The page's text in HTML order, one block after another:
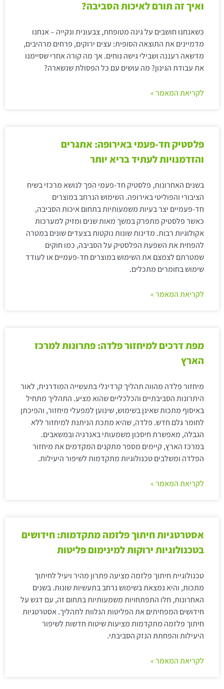
ואיך זה תורם לאיכות הסביבה?
כשאנחנו חושבים על גינה מטופחת, צבעונית ונקייה – אנחנו
מדמיינים את התוצאה הסופית: עצים ירוקים, פרחים מרהיבים,
מדשאה רעננה ושבילי גישה נוחים. אך מה קורה אחרי שסיימנו
את עבודת הגינון? מה עושים עם כל הפסולת שנשארה?
לקריאת המאמר »
פלסטיק חד-פעמי באירופה: אתגרים
והזדמנויות לעתיד בריא יותר
בשנים האחרונות, פלסטיק חד-פעמי הפך לנושא מרכזי בשיח
הציבורי והפוליטי באירופה. השימוש הנרחב במוצרים
חד-פעמיים יצר בעיות משמעותיות בתחום איכות הסביבה,
כאשר פלסטיק מתפרק במשך מאות שנים ומזיק למערכות
אקולוגיות רבות. מדינות שונות נוקטות בצעדים שונים במטרה
להפחית את השפעת הפלסטיק על הסביבה, כמו חוקים
שמטרתם לצמצם את השימוש במוצרים חד-פעמיים או לעודד
שימוש בחומרים מתכלים.
לקריאת המאמר »
מפת דרכים למיחזור פלדה: פתרונות למרכז
הארץ
מיחזור פלדה מהווה תהליך קרדינלי בתעשייה המודרנית, לאור
היתרונות הסביבתיים והכלכליים שהוא מציע. התהליך מתחיל
באיסוף מתכות שאינן בשימוש, שינוען למפעלי מיחזור, והפיכתן
לחומר גלם חדש. פלדה, שהיא מתכת הניתנת למיחזור ללא
הגבלה, מאפשרת חיסכון משמעותי באנרגיה ובמשאבים.
במרכז הארץ, קיימים מספר מתקנים המקדמים את מיחזור
הפלדה ומשלבים טכנולוגיות מתקדמות לשיפור היעילות.
לקריאת המאמר »
אסטרטגיות חיתוך פלזמה מתקדמות: חידושים
בטכנולוגיות ירוקות למינימום פליטות
טכנולוגיית חיתוך פלזמה מציעה פתרון מהיר ויעיל לחיתוך
מתכות, והיא נמצאת בשימוש נרחב בתעשיות שונות. בשנים
האחרונות, חלו התפתחויות משמעותיות בתחום זה, עם דגש על
חידושים המפחיתים את הפליטות הנלוות לתהליך. אסטרטגיות
חיתוך פלזמה מתקדמות מציעות שיטות חדשות לשיפור
היעילות והפחתת הנזק הסביבתי.
לקריאת המאמר »